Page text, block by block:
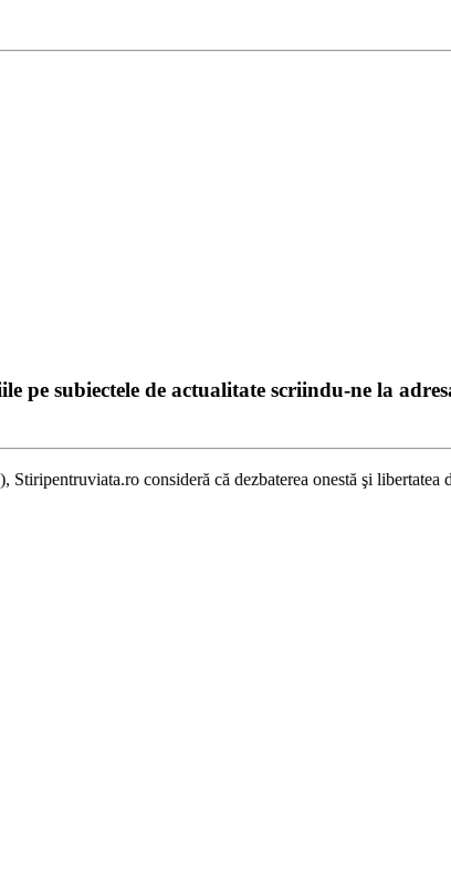
pe subiectele de actualitate scriindu-ne la
consideră că dezbaterea onestă şi libertatea de